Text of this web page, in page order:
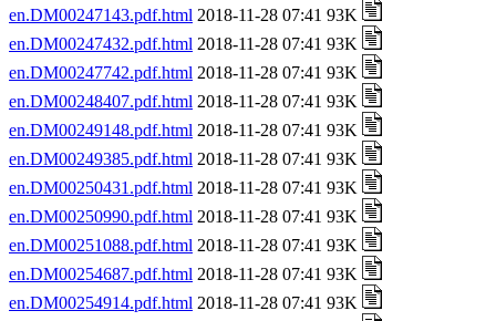
en.DM00247143.pdf.html 2018-11-28 07:41 93K
en.DM00247432.pdf.html 2018-11-28 07:41 93K
en.DM00247742.pdf.html 2018-11-28 07:41 93K
en.DM00248407.pdf.html 2018-11-28 07:41 93K
en.DM00249148.pdf.html 2018-11-28 07:41 93K
en.DM00249385.pdf.html 2018-11-28 07:41 93K
en.DM00250431.pdf.html 2018-11-28 07:41 93K
en.DM00250990.pdf.html 2018-11-28 07:41 93K
en.DM00251088.pdf.html 2018-11-28 07:41 93K
en.DM00254687.pdf.html 2018-11-28 07:41 93K
en.DM00254914.pdf.html 2018-11-28 07:41 93K